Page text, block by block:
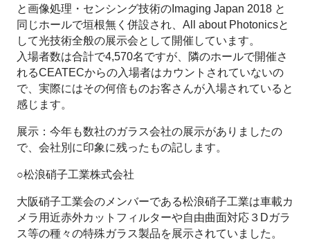
と画像処理・センシング技術のImaging Japan 2018 と
同じホールで垣根無く併設され、All about Photonicsと
して光技術全般の展示会として開催しています。
入場者数は合計で4,570名ですが、隣のホールで開催さ
れるCEATECからの入場者はカウントされていないの
で、実際にはその何倍ものお客さんが入場されていると
感じます。
展示：今年も数社のガラス会社の展示がありましたの
で、会社別に印象に残ったもの記します。
○松浪硝子工業株式会社
大阪硝子工業会のメンバーである松浪硝子工業は車載カ
メラ用近赤外カットフィルターや自由曲面対応３Dガラ
ス等の種々の特殊ガラス製品を展示されていました。